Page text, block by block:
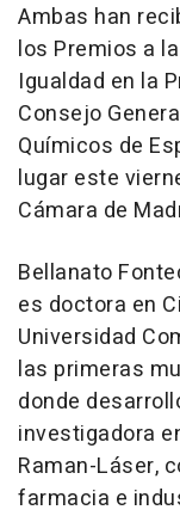
Ambas han
los Premios a
Igualdad en la
Consejo
Químicos de
lugar este
Cámara de
Bellanato
es doctora en
Universidad
las primeras
donde
investigadora
Raman-Láser,
farmacia e